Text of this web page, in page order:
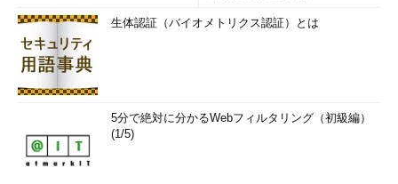
生体認証（バイオメトリクス認証）とは
5分で絶対に分かるWebフィルタリング（初級編）
(1/5)